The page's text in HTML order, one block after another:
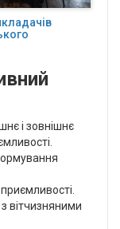
і зовнішнє
вітчизняними